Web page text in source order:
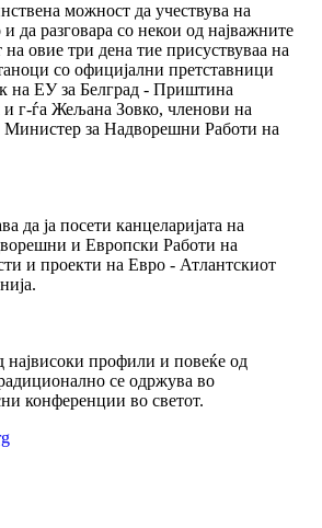
можност да учествува на
да разговара со некои од најважните
овие три дена тие присуствуваа на
со официјални претставници
на ЕУ за Белград - Приштина
г-ѓа Жељана Зовко, членови на
за Надворешни Работи на
да ја посети канцеларијата на
и Европски Работи на
и проекти на Евро - Атлантскиот
највисоки профили и повеќе од
се одржува во
конференции во светот.